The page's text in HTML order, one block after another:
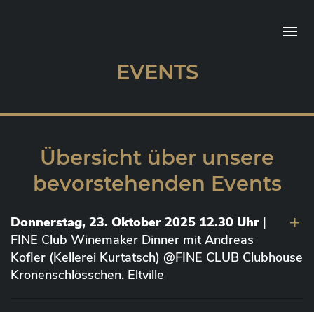
EVENTS
Übersicht über unsere
bevorstehenden Events
Donnerstag, 23. Oktober 2025 12.30 Uhr |
FINE Club Winemaker Dinner mit Andreas
Kofler (Kellerei Kurtatsch) @FINE CLUB Clubhouse
Kronenschlösschen, Eltville